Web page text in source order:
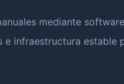
mediante
e infraestructura estable